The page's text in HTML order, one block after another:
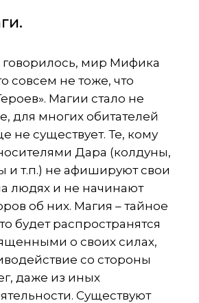
говорилось, мир Мифика
совсем не тоже, что
Магии стало не
для многих обитателей
не существует. Те, кому
Дара (колдуны,
и т.п.) не афишируют свои
людях и не начинают
об них. Магия – тайное
будет распространятся
о своих силах,
со стороны
даже из иных
Существуют